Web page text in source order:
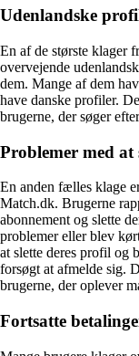
Udenlandske
En af de største klager
overvejende
dem. Mange af dem
have danske profiler.
brugerne, der søger
Problemer med at
En anden fælles klage
Match.dk. Brugerne
abonnement og slette
problemer eller blev
at slette deres profil og
forsøgt at afmelde sig.
brugerne, der oplever
Fortsatte